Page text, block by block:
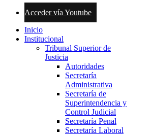
Acceder vía Youtube
Inicio
Institucional
Tribunal Superior de
Justicia
Autoridades
Secretaría
Administrativa
Secretaría de
Superintendencia y
Control Judicial
Secretaría Penal
Secretaría Laboral